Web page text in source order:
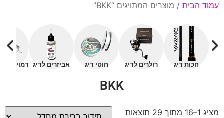
עמוד הבית / מוצרים המתויגים “BKK”
חכות דיג רולרים לדיג חוטי דיג אביזרים לדיג דמויים
BKK
מציג 1–16 מתוך 29 תוצאות